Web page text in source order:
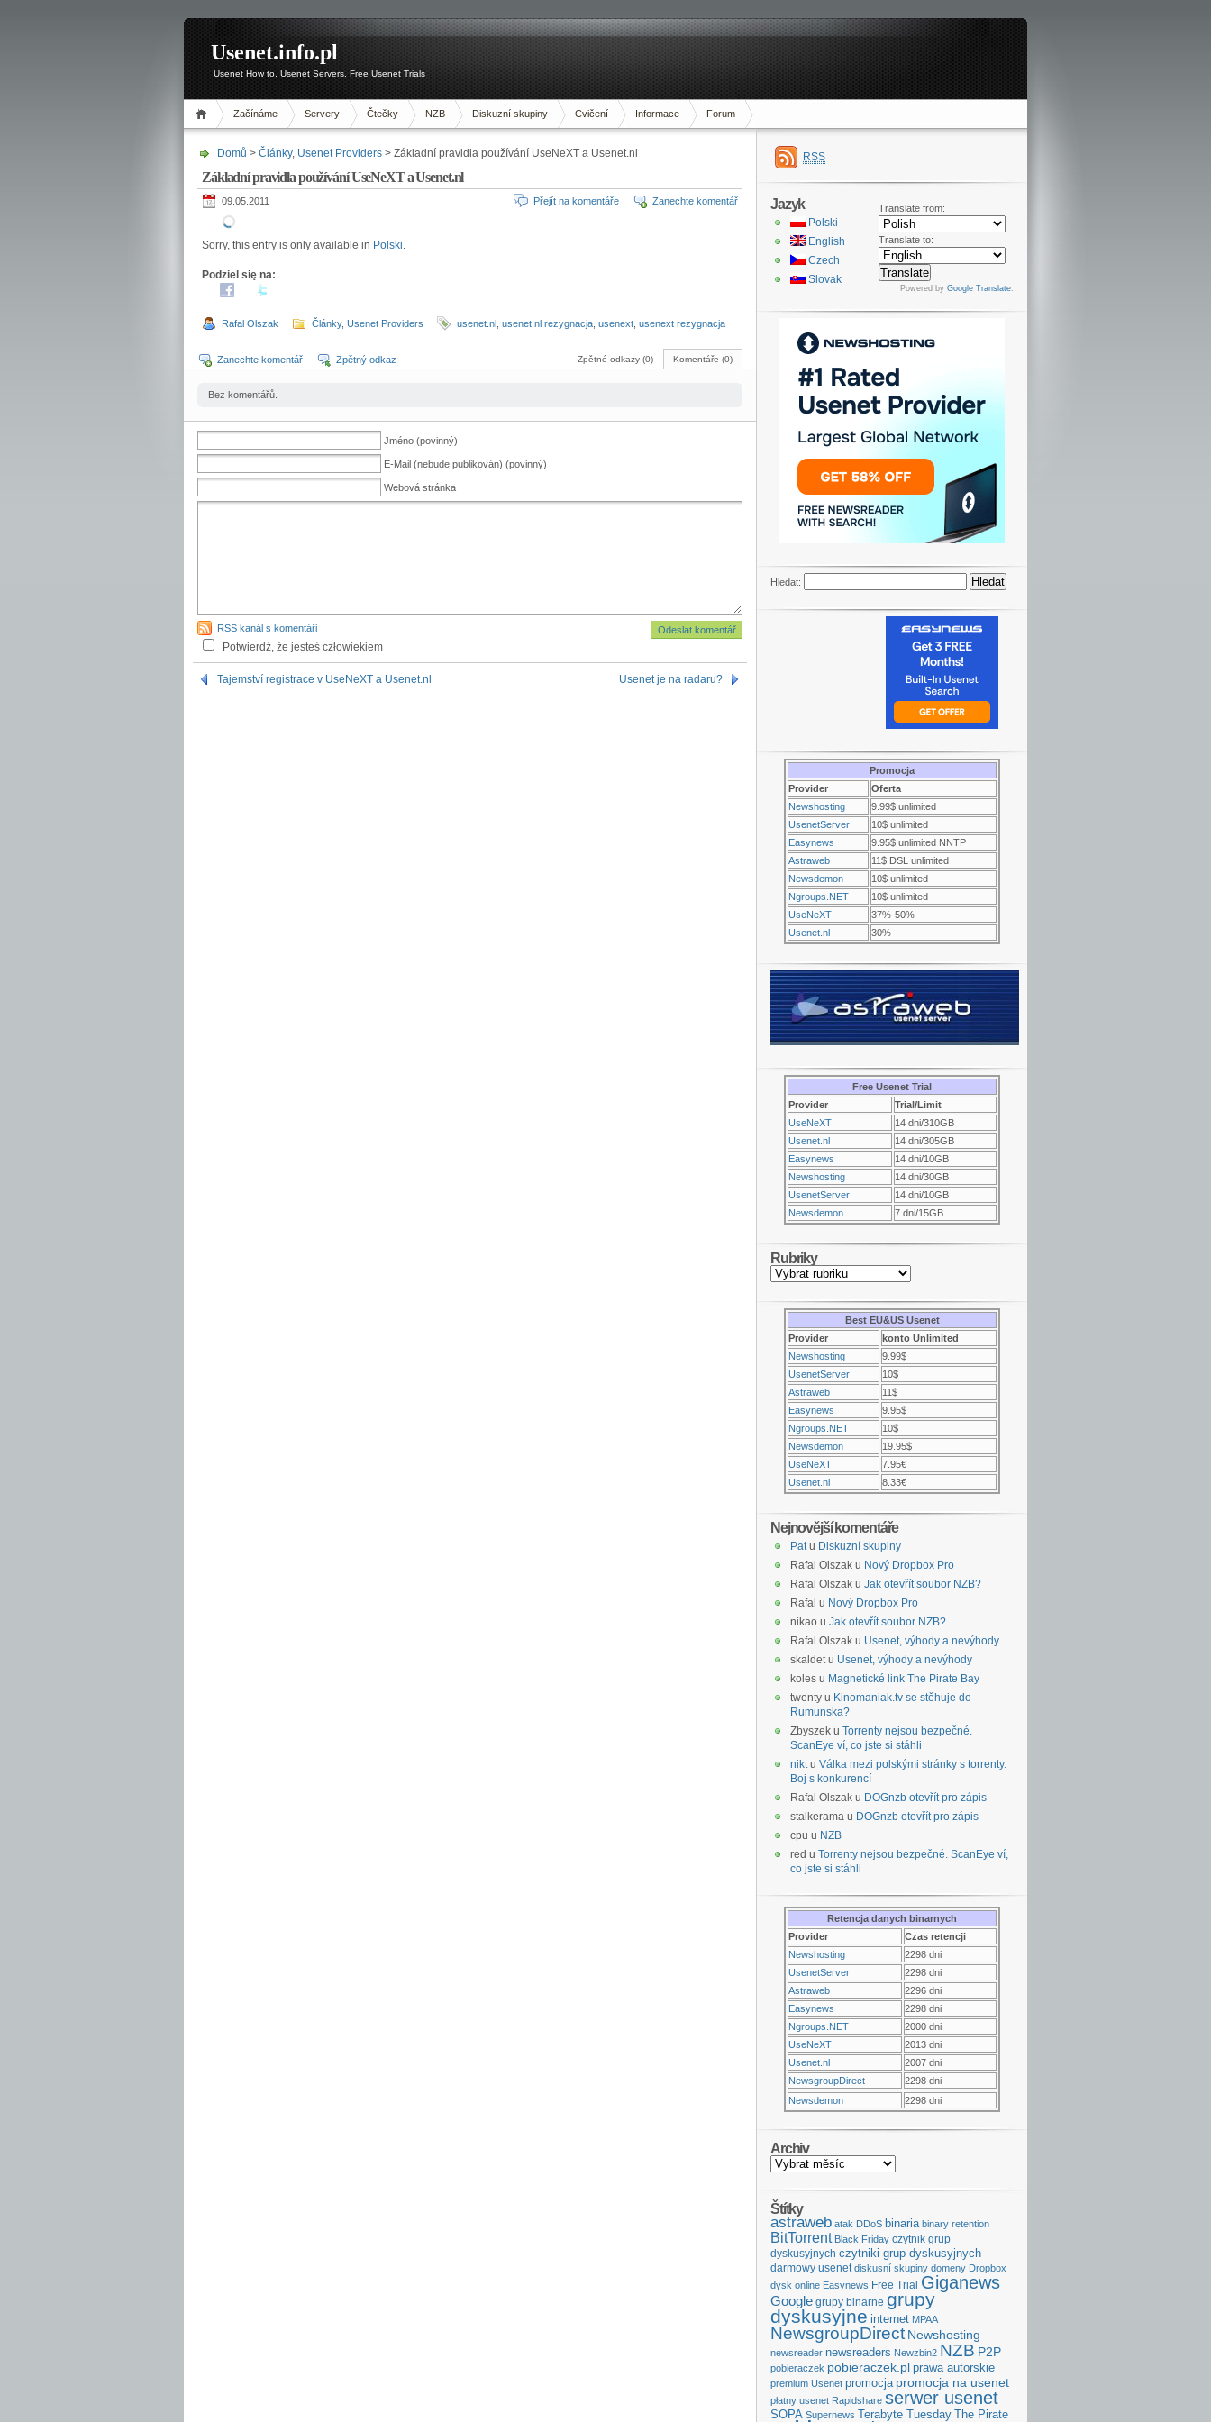
Usenet.info.pl
Usenet How to, Usenet Servers, Free Usenet Trials
Začínáme Servery Čtečky NZB Diskuzní skupiny Cvičení Informace Forum
Domů > Články, Usenet Providers > Základní pravidla používání UseNeXT a Usenet.nl
Základní pravidla používání UseNeXT a Usenet.nl
09.05.2011 Přejít na komentáře Zanechte komentář
Sorry, this entry is only available in Polski.
Podziel się na:
Rafal Olszak Články, Usenet Providers usenet.nl usenet.nl rezygnacja usenext usenext rezygnacja
Komentáře (0)
Zpětné odkazy (0)
Zanechte komentář Zpětný odkaz
Bez komentářů.
Jméno (povinný)
E-Mail (nebude publikován) (povinný)
Webová stránka
RSS kanál s komentáři
Potwierdź, że jesteś człowiekiem
Tajemství registrace v UseNeXT a Usenet.nl Usenet je na radaru?
RSS
Translate from:
Translate to:
Powered by Google Translate.
Jazyk
Polski
English
Czech
Slovak
Hledat:
Promocja
Provider
Oferta
Newshosting
9.99$ unlimited
UsenetServer
10$ unlimited
Easynews
9.95$ unlimited NNTP
Astraweb
11$ DSL unlimited
Newsdemon
10$ unlimited
Ngroups.NET
10$ unlimited
UseNeXT
37%-50%
Usenet.nl
30%
Free Usenet Trial
Provider
Trial/Limit
UseNeXT
14 dni/310GB
Usenet.nl
14 dni/305GB
Easynews
14 dni/10GB
Newshosting
14 dni/30GB
UsenetServer
14 dni/10GB
Newsdemon
7 dni/15GB
Rubriky
Best EU&US Usenet
Provider
konto Unlimited
Newshosting
9.99$
UsenetServer
10$
Astraweb
11$
Easynews
9.95$
Ngroups.NET
10$
Newsdemon
19.95$
UseNeXT
7.95€
Usenet.nl
8.33€
Nejnovější komentáře
Patu Diskuzní skupiny
Rafal Olszak u Nový Dropbox Pro
Rafal Olszak u Jak otevřít soubor NZB?
Rafal u Nový Dropbox Pro
nikao u Jak otevřít soubor NZB?
Rafal Olszak u Usenet, výhody a nevýhody
skaldet u Usenet, výhody a nevýhody
koles u Magnetické link The Pirate Bay
twenty u Kinomaniak.tv se stěhuje do
Rumunska?
Zbyszek u Torrenty nejsou bezpečné.
ScanEye ví, co jste si stáhli
niktu Válka mezi polskými stránky s torrenty.
Boj s konkurencí
Rafal Olszak u DOGnzb otevřít pro zápis
stalkerama u DOGnzb otevřít pro zápis
cpu u NZB
red u Torrenty nejsou bezpečné. ScanEye ví,
co jste si stáhli
Retencja danych binarnych
Provider
Czas retencji
Newshosting
2298 dni
UsenetServer
2298 dni
Astraweb
2296 dni
Easynews
2298 dni
Ngroups.NET
2000 dni
UseNeXT
2013 dni
Usenet.nl
2007 dni
NewsgroupDirect
2298 dni
Newsdemon
2298 dni
Archiv
Štítky
astraweb atak DDoS binaria binary retention
BitTorrent Black Friday czytnik grup
dyskusyjnych czytniki grup dyskusyjnych
darmowy usenet diskusní skupiny domeny Dropbox
dysk online Easynews Free Trial Giganews
Google grupy binarne grupy
dyskusyjne internet MPAA
NewsgroupDirect Newshosting
newsreader newsreaders Newzbin2 NZB P2P
pobieraczek pobieraczek.pl prawa autorskie
premium Usenet promocja promocja na usenet
płatny usenet Rapidshare serwer usenet
SOPA Supernews Terabyte Tuesday The Pirate